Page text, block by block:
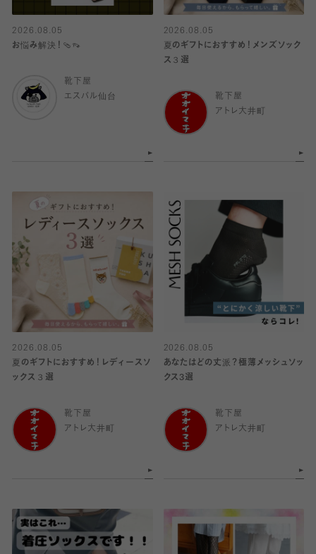
2026.08.05
お悩み解決！🩴👡
靴下屋
エスパル仙台
2026.08.05
夏のギフトにおすすめ！メンズソック
ス３選
靴下屋
アトレ大井町
2026.08.05
夏のギフトにおすすめ！レディースソ
ックス３選
靴下屋
アトレ大井町
2026.08.05
あなたはどの丈派？極薄メッシュソッ
クス3選
靴下屋
アトレ大井町